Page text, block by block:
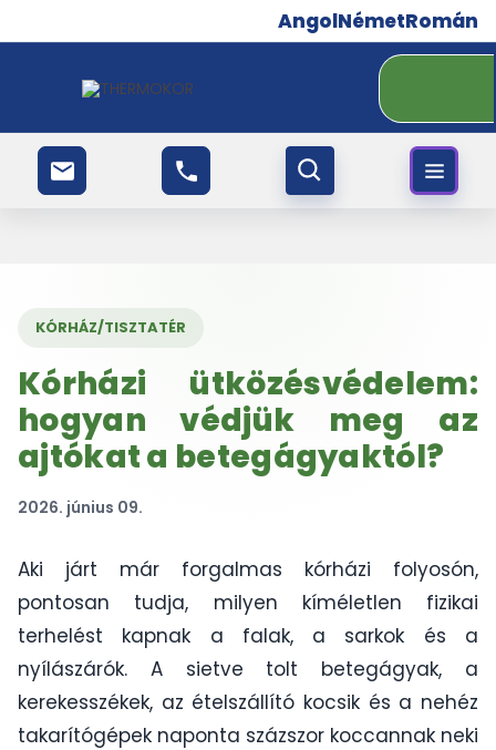
AngolNémetRomán
KÓRHÁZ/TISZTATÉR
Kórházi ütközésvédelem:
hogyan védjük meg az
ajtókat a betegágyaktól?
2026. június 09.
Aki járt már forgalmas kórházi folyosón,
pontosan tudja, milyen kíméletlen fizikai
terhelést kapnak a falak, a sarkok és a
nyílászárók. A sietve tolt betegágyak, a
kerekesszékek, az ételszállító kocsik és a nehéz
takarítógépek naponta százszor koccannak neki